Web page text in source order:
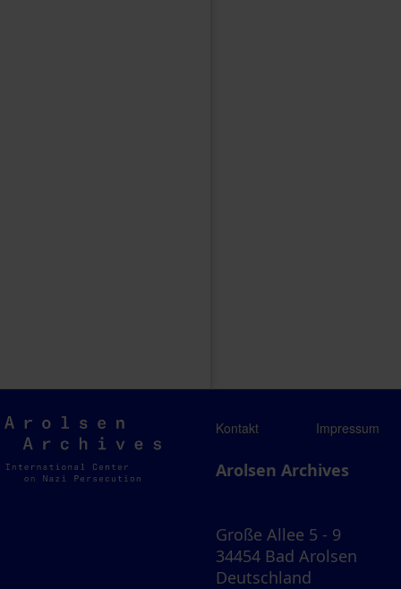
Arolsen
Archives
Kontakt Impressum
Arolsen Archives
Große Allee 5 - 9
34454 Bad Arolsen
Deutschland